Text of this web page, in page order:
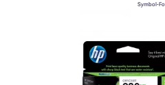
Symbol-